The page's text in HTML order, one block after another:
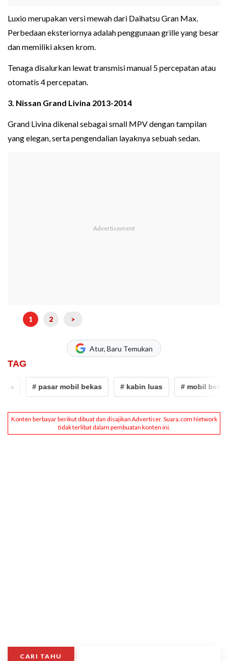
Luxio merupakan versi mewah dari Daihatsu Gran Max.
Perbedaan eksteriornya adalah penggunaan grille yang besar
dan memiliki aksen krom.
Tenaga disalurkan lewat transmisi manual 5 percepatan atau
otomatis 4 percepatan.
3. Nissan Grand Livina 2013-2014
Grand Livina dikenal sebagai small MPV dengan tampilan
yang elegan, serta pengendalian layaknya sebuah sedan.
1 2 >
Atur, Baru Temukan
TAG
# pasar mobil bekas # kabin luas # mobil bekas
CARI TAHU